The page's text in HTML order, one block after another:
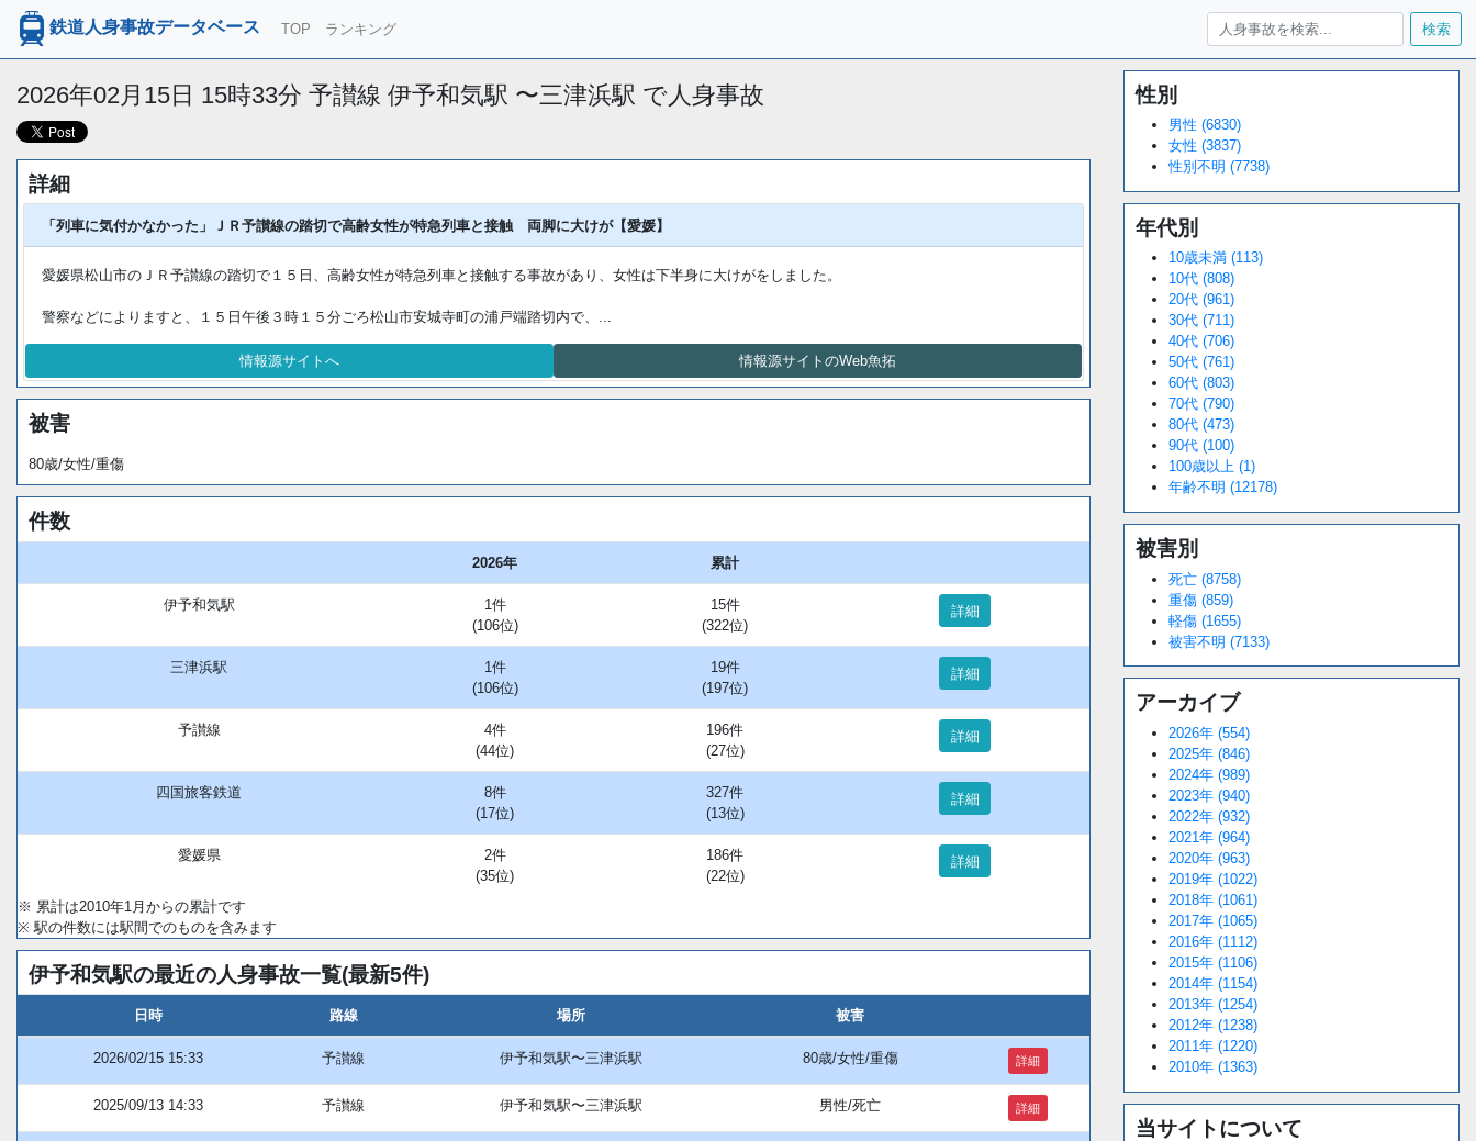
鉄道人身事故データベース TOP ランキング 検索
2026年02月15日 15時33分 予讃線 伊予和気駅 〜三津浜駅 で人身事故
詳細
「列車に気付かなかった」ＪＲ予讃線の踏切で高齢女性が特急列車と接触 両脚に大けが【愛媛】
愛媛県松山市のＪＲ予讃線の踏切で１５日、高齢女性が特急列車と接触する事故があり、女性は下半身に大けがをしました。
警察などによりますと、１５日午後３時１５分ごろ松山市安城寺町の浦戸端踏切内で、...
情報源サイトへ 情報源サイトのWeb魚拓
被害
80歳/女性/重傷
件数
2026年 累計
伊予和気駅
1件
(106位)
15件
(322位)
詳細
三津浜駅
1件
(106位)
19件
(197位)
詳細
予讃線
4件
(44位)
196件
(27位)
詳細
四国旅客鉄道
8件
(17位)
327件
(13位)
詳細
愛媛県
2件
(35位)
186件
(22位)
詳細
※ 累計は2010年1月からの累計です
※ 駅の件数には駅間でのものを含みます
伊予和気駅の最近の人身事故一覧(最新5件)
日時 路線 場所 被害
2026/02/15 15:33 予讃線 伊予和気駅〜三津浜駅 80歳/女性/重傷 詳細
2025/09/13 14:33 予讃線 伊予和気駅〜三津浜駅 男性/死亡 詳細
Unmute
34.94%
性別
男性 (6830)
女性 (3837)
性別不明 (7738)
年代別
10歳未満 (113)
10代 (808)
20代 (961)
30代 (711)
40代 (706)
50代 (761)
60代 (803)
70代 (790)
80代 (473)
90代 (100)
100歳以上 (1)
年齢不明 (12178)
被害別
死亡 (8758)
重傷 (859)
軽傷 (1655)
被害不明 (7133)
アーカイブ
2026年 (554)
2025年 (846)
2024年 (989)
2023年 (940)
2022年 (932)
2021年 (964)
2020年 (963)
2019年 (1022)
2018年 (1061)
2017年 (1065)
2016年 (1112)
2015年 (1106)
2014年 (1154)
2013年 (1254)
2012年 (1238)
2011年 (1220)
2010年 (1363)
当サイトについて